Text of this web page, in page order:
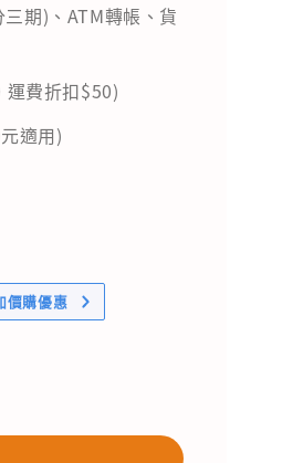
期)、ATM轉帳、貨
費折扣$50)
適用)
價購優惠